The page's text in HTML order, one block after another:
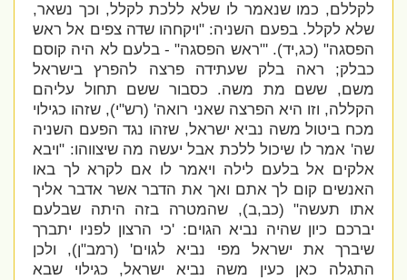
לקללם, כמו שנאמר לו שלא ללכת לקלל, וכך נשאר,
שלא לקלל. בפעם השניה: "ויקחהו שדה צפים אל ראש
הפסגה" (כג,יד). '"ראש הפסגה" - בלעם לא היה קוסם
כבלק; ראה בלק שעתידה פרצה להפרץ בישראל
משם, ששם מת משה. כסבור ששם תחול עליהם
הקללה, וזו היא הפרצה שאני רואה' (רש"י), שזהו כגילוי
מכח ביטול משה נביא ישראל, שזהו נגד הפעם השניה
שה' אמר לו שיכול ללכת אבל יעשה מה שיצווהו: "ויבא
אלקים אל בלעם לילה ויאמר לו אם לקרא לך באו
האנשים קום לך אתם ואך את הדבר אשר אדבר אליך
אתו תעשה" (כב,ב), שהמטרה בזה היתה שבלעם
יברכם כיון שהיה נביא הגוים:'כי הרצון לפניו יתברך
שיברך את ישראל מפי נביא לגוים' (רמב"ן), ולכן
התגלה כאן כעין משה נביא ישראל, כגילוי שבא